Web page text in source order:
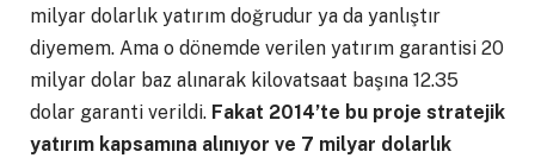
milyar dolarlık yatırım doğrudur ya da yanlıştır
diyemem. Ama o dönemde verilen yatırım garantisi 20
milyar dolar baz alınarak kilovatsaat başına 12.35
dolar garanti verildi. Fakat 2014’te bu proje stratejik
yatırım kapsamına alınıyor ve 7 milyar dolarlık